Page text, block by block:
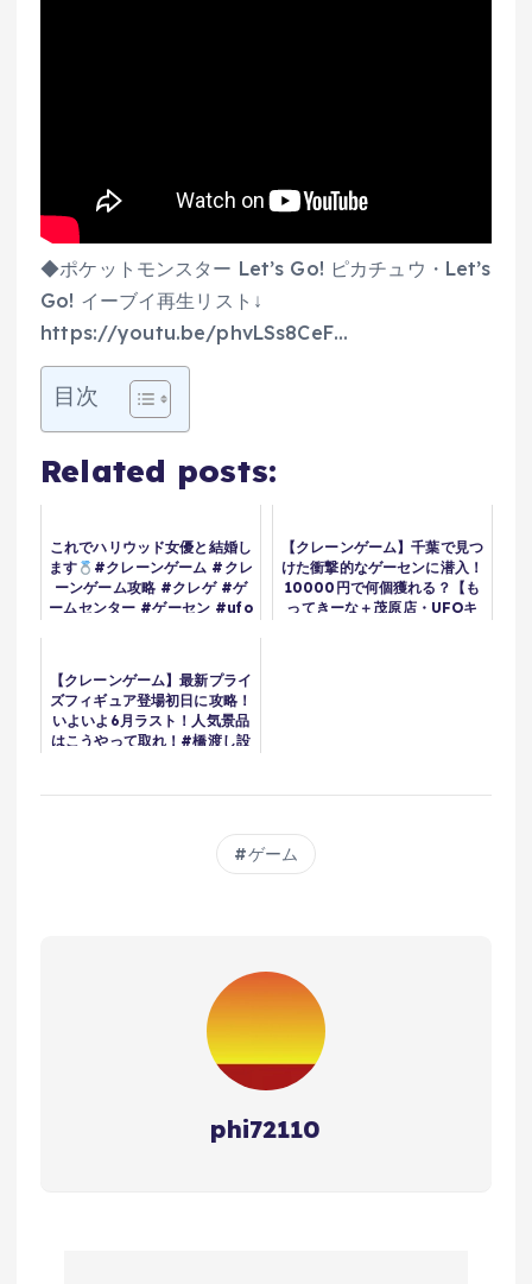
◆ポケットモンスター Let’s Go! ピカチュウ・Let’s
Go! イーブイ再生リスト↓
https://youtu.be/phvLSs8CeF…
目次
Related posts:
これでハリウッド女優と結婚し
ます
#クレーンゲーム #クレ
ーンゲーム攻略 #クレゲ #ゲ
ームセンター #ゲーセン #ufo
【クレーンゲーム】千葉で見つ
けた衝撃的なゲーセンに潜入！
10000円で何個獲れる？【も
ってきーな＋茂原店・UFOキ
【クレーンゲーム】最新プライ
ズフィギュア登場初日に攻略！
いよいよ6月ラスト！人気景品
はこうやって取れ！#橋渡し設
ゲーム
phi72110